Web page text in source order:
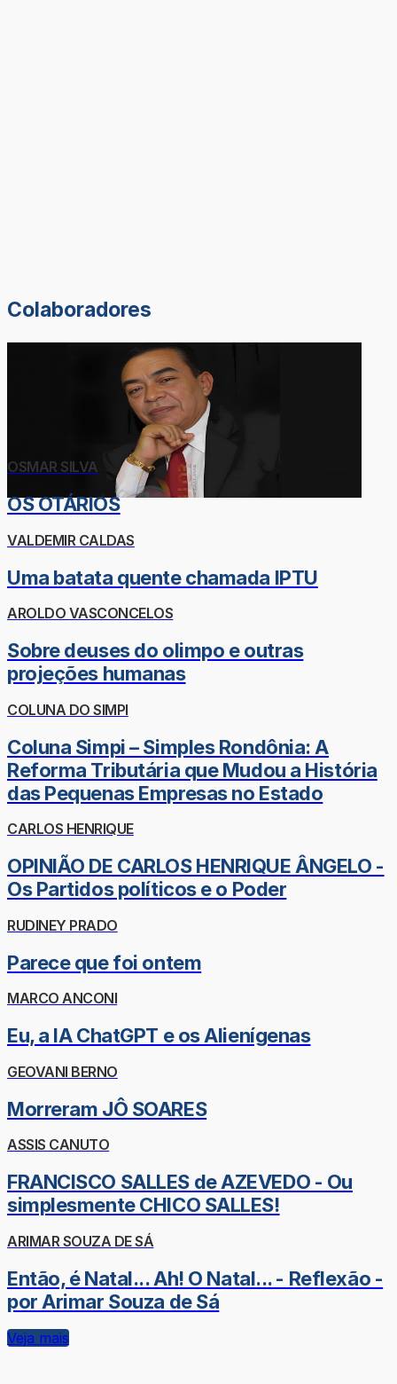
Colaboradores
OSMAR SILVA
OS OTÁRIOS
VALDEMIR CALDAS
Uma batata quente chamada IPTU
AROLDO VASCONCELOS
Sobre deuses do olimpo e outras
projeções humanas
COLUNA DO SIMPI
Coluna Simpi – Simples Rondônia: A
Reforma Tributária que Mudou a História
das Pequenas Empresas no Estado
CARLOS HENRIQUE
OPINIÃO DE CARLOS HENRIQUE ÂNGELO -
Os Partidos políticos e o Poder
RUDINEY PRADO
Parece que foi ontem
MARCO ANCONI
Eu, a IA ChatGPT e os Alienígenas
GEOVANI BERNO
Morreram JÔ SOARES
ASSIS CANUTO
FRANCISCO SALLES de AZEVEDO - Ou
simplesmente CHICO SALLES!
ARIMAR SOUZA DE SÁ
Então, é Natal... Ah! O Natal... - Reflexão -
por Arimar Souza de Sá
Veja mais